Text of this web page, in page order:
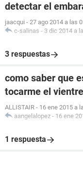
detectar el
jaacqui - 27 ago 2014 a las
c-salinas - 3 dic 2014 a
3 respuestas
como saber que
tocarme el vientre
ALLISTAIR - 16 ene 2015 a
aangelalopez - 16 ene
1 respuesta